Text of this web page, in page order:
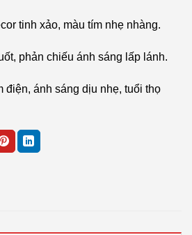
tinh xảo, màu tím nhẹ nhàng.
phản chiếu ánh sáng lấp lánh.
điện, ánh sáng dịu nhẹ, tuổi thọ